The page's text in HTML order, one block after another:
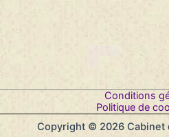
Conditions
Politique de
Copyright © 2026 Cabinet